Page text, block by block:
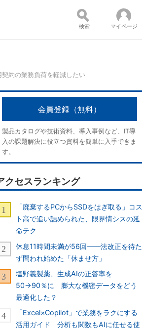
コンテンツ：
検索 マイページ
約の業務負荷を軽減したい
会員登録（無料）
製品カタログや技術資料、導入事例など、IT導
入の課題解決に役立つ資料を簡単に入手できま
す。
クセスランキング
「廃棄するPCからSSDをはぎ取る」コス
ト高で追い詰められた、限界情シスの延
命テク
休息11時間未満が56回――法改正を待た
ず問われ始めた「休ませ方」
塩野義製薬、生成AIの正答率を
50→90％に 膨大な機密データをどう
最適化した？
「Excel×Copilot」で業務をラクにする
活用ガイド 分析も関数もAIに任せる使